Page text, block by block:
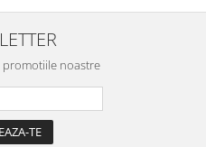
promotiile noastre